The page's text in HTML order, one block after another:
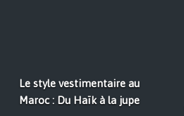
Le style vestimentaire au
Maroc : Du Haïk à la jupe